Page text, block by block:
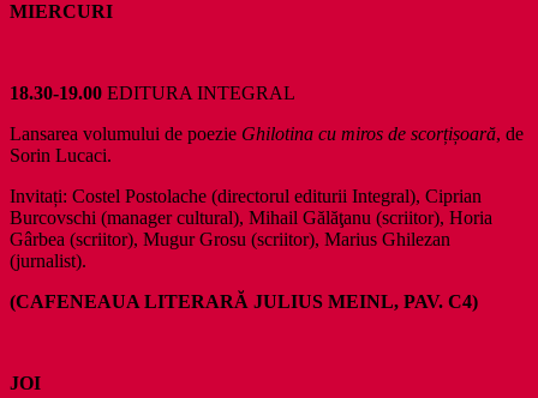
MIERCURI
18.30-19.00 EDITURA INTEGRAL
Lansarea volumului de poezie Ghilotina cu miros de scorțișoară, de
Sorin Lucaci.
Invitați: Costel Postolache (directorul editurii Integral), Ciprian
Burcovschi (manager cultural), Mihail Gălăţanu (scriitor), Horia
Gârbea (scriitor), Mugur Grosu (scriitor), Marius Ghilezan
(jurnalist).
(CAFENEAUA LITERARĂ JULIUS MEINL, PAV. C4)
JOI